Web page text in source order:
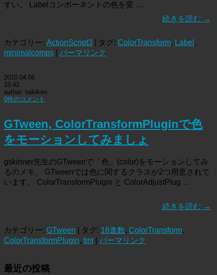
すい。 Labelコンポーネントの色を変 …
続きを読む →
カテゴリー: ActionScript3 | タグ: ColorTransform, Label ,
minimalcomps
パーマリンク
2010.04.06
15:42
author: taikiken
0件のコメント
GTween, ColorTransformPluginで色
をモーションしてみましょ
gskinner先生のGTweenで「色」(color)をモーションしてみ
るのメモ。 GTweenでは色に関するクラスが2つ用意されて
います。 ColorTransformPlugin と ColorAdjustPlug …
続きを読む →
カテゴリー: GTween | タグ: 16進数, ColorTransform,
ColorTransformPlugin, tint| パーマリンク
最近の投稿